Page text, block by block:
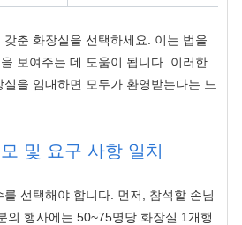
춘 화장실을 선택하세요. 이는 법을
보여주는 데 도움이 됩니다. 이러한
을 임대하면 모두가 환영받는다는 느
및 요구 사항 일치
선택해야 합니다. 먼저, 참석할 손님
의 행사에는 50~75명당 화장실 1개행